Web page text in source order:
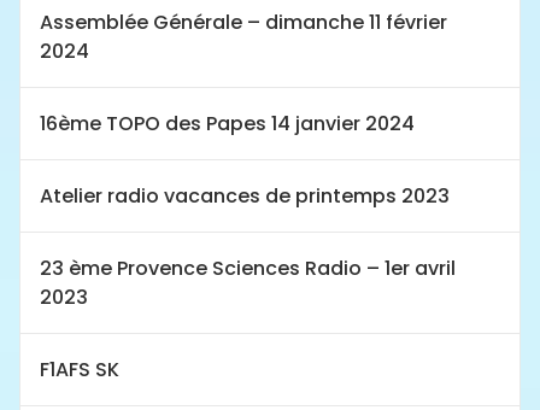
Assemblée Générale – dimanche 11 février
2024
16ème TOPO des Papes 14 janvier 2024
Atelier radio vacances de printemps 2023
23 ème Provence Sciences Radio – 1er avril
2023
F1AFS SK